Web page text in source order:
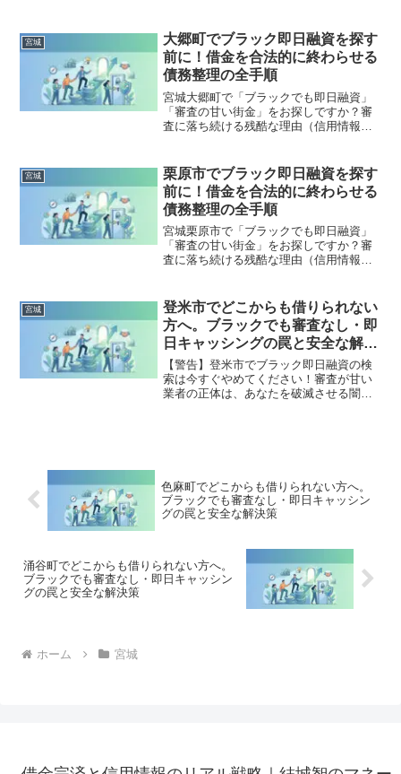
説。多重債務の地獄から抜け出し、合法
的に借金を減額・免除する「債務整理」
の正しい知識と、今すぐ督促を止める無
料相談窓口をご案内します。
宮城
大郷町でブラック即日融資を探す
前に！借金を合法的に終わらせる
債務整理の全手順
宮城大郷町で「ブラックでも即日融資」
「審査の甘い街金」をお探しですか？審
査に落ち続ける残酷な理由（信用情報と
底解説。多重債務の地獄から抜け出し、
合法的に借金を減額・免除する「債務整
理」の正しい知識と、今すぐ督促を止め
る無料相談窓口をご案内します。
宮城
栗原市でブラック即日融資を探す
前に！借金を合法的に終わらせる
債務整理の全手順
宮城栗原市で「ブラックでも即日融資」
「審査の甘い街金」をお探しですか？審
査に落ち続ける残酷な理由（信用情報と
底解説。多重債務の地獄から抜け出し、
合法的に借金を減額・免除する「債務整
理」の正しい知識と、今すぐ督促を止め
る無料相談窓口をご案内します。
宮城
登米市でどこからも借りられない
方へ。ブラックでも審査なし・即
日キャッシングの罠と安全な解決
策
【警告】登米市でブラック即日融資の検
索は今すぐやめてください！審査が甘い
業者の正体は、あなたを破滅させる闇金
色麻町でどこからも借りられない方へ。
ブラックでも審査なし・即日キャッシン
グの罠と安全な解決策
涌谷町でどこからも借りられない方へ。
ブラックでも審査なし・即日キャッシン
グの罠と安全な解決策
ホーム 宮城